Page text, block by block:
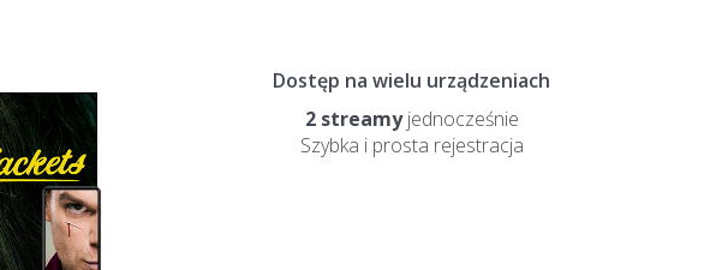
Dostęp na wielu urządzeniach
2 streamyjednocześnie
Szybka i prosta rejestracja